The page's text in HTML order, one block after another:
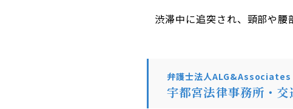
渋滞中に追突され、頸部や腰
弁護士法人ALG&Associates
宇都宮法律事務所・